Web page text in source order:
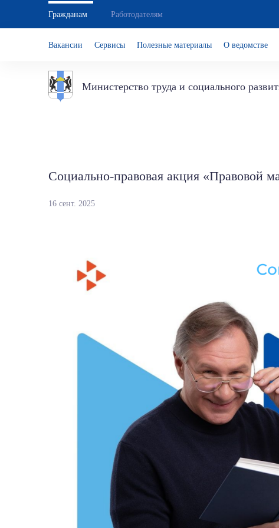
Гражданам Работодателям
Вакансии Сервисы Полезные материалы О ведомстве
Министерство труда и социального
Социально-правовая акция «Правовой
16 сент. 2025